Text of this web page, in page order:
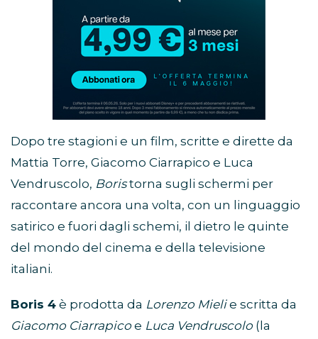
promozione
Dopo tre stagioni e un film, scritte e dirette da
Mattia Torre, Giacomo Ciarrapico e Luca
Vendruscolo, Boristorna sugli schermi per
raccontare ancora una volta, con un linguaggio
satirico e fuori dagli schemi, il dietro le quinte
del mondo del cinema e della televisione
italiani.
Boris 4 è prodotta da Lorenzo Mielie scritta da
Giacomo Ciarrapicoe Luca Vendruscolo(la